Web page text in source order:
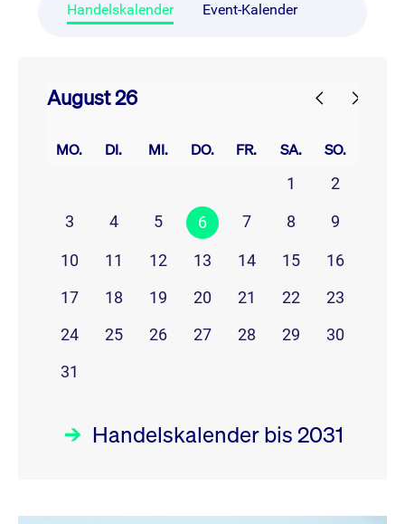
Handelskalender Event-Kalender
August 26
MO. DI. MI. DO. FR. SA. SO.
1
2
3
4 5 6 7 8 9
10 11 12 13 14 15
16
17
18 19 20 21 22
23
24
25 26 27 28 29
30
31
Handelskalender bis 2031